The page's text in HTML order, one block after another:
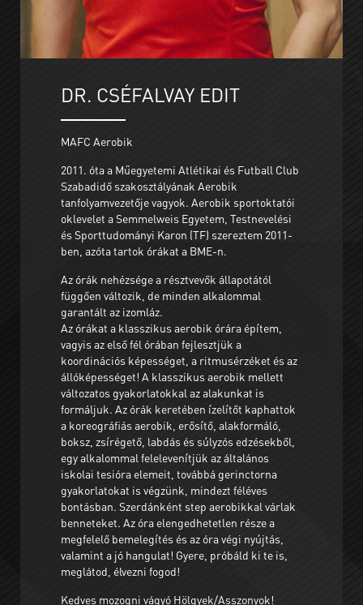
DR. CSÉFALVAY EDIT
MAFC Aerobik
2011. óta a Műegyetemi Atlétikai és Futball Club
Szabadidő szakosztályának Aerobik
tanfolyamvezetője vagyok. Aerobik sportoktatói
oklevelet a Semmelweis Egyetem, Testnevelési
és Sporttudományi Karon (TF) szereztem 2011-
ben, azóta tartok órákat a BME-n.
Az órák nehézsége a résztvevők állapotától
függően változik, de minden alkalommal
garantált az izomláz.
Az órákat a klasszikus aerobik órára építem,
vagyis az első fél órában fejlesztjük a
koordinációs képességet, a ritmusérzéket és az
állóképességet! A klasszikus aerobik mellett
változatos gyakorlatokkal az alakunkat is
formáljuk. Az órák keretében ízelítőt kaphattok
a koreográfiás aerobik, erősítő, alakformáló,
boksz, zsírégető, labdás és súlyzós edzésekből,
egy alkalommal felelevenítjük az általános
iskolai tesióra elemeit, továbbá gerinctorna
gyakorlatokat is végzünk, mindezt féléves
bontásban. Szerdánként step aerobikkal várlak
benneteket. Az óra elengedhetetlen része a
megfelelő bemelegítés és az óra végi nyújtás,
valamint a jó hangulat! Gyere, próbáld ki te is,
meglátod, élvezni fogod!
Kedves mozogni vágyó Hölgyek/Asszonyok!